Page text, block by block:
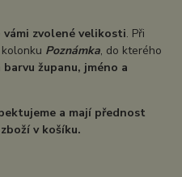
vámi zvolené velikosti. Při
Poznámka, do kterého
barvu županu, jméno a
a mají přednost
v košíku.